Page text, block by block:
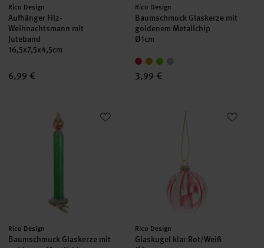
Hersteller:
Rico Design
Aufhänger Filz-
Weihnachtsmann mit
Juteband
16,5x7,5x4,5cm
6,99 €
Hersteller:
Rico Design
Baumschmuck Glaskerze mit
goldenem Metallchip
Ø1cm
3,99 €
Baumschmuck Glaskerze mit goldenem Metallchip
Hersteller:
Rico Design
Baumschmuck Glaskerze mit
Glaskugel klar Rot/Weiß
Hersteller:
Rico Design
Glaskugel klar Rot/Weiß